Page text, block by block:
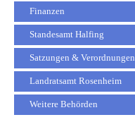
Finanzen
Standesamt Halfing
Satzungen & Verordnungen
Landratsamt Rosenheim
Weitere Behörden